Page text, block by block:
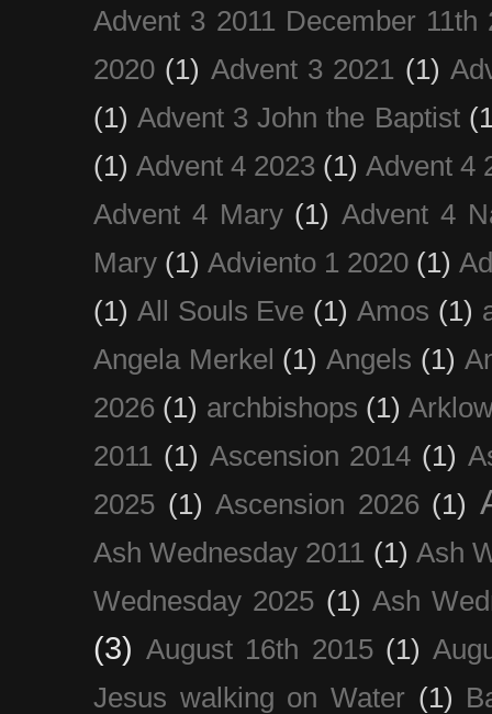
Advent 3 2011 December 11th
2020 (1) Advent 3 2021 (1)
(1) Advent 3 John the Baptist
(1) Advent 4 2023 (1) Advent 4
Advent 4 Mary (1) Advent 4
Mary (1) Adviento 1 2020 (1)
(1) All Souls Eve (1) Amos (1)
Angela Merkel (1) Angels (1)
2026 (1) archbishops (1)
2011 (1) Ascension 2014 (1)
2025 (1) Ascension 2026 (1)
Ash Wednesday 2011 (1) Ash
Wednesday 2025 (1) Ash
(3) August 16th 2015 (1)
Jesus walking on Water (1)